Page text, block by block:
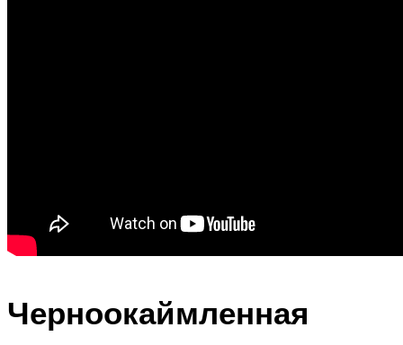
Черноокаймленная